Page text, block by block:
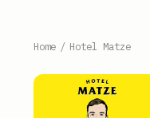
Home / Hotel Matze